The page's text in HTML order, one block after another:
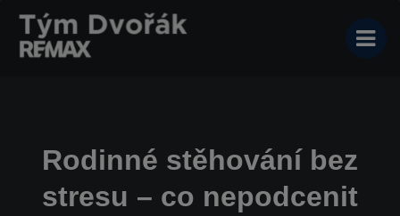
Rodinné stěhování bez
stresu – co nepodcenit